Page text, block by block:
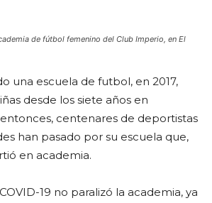
de fútbol femenino del Club Imperio, en El
una escuela de futbol, en 2017,
desde los siete años en
centenares de deportistas
han pasado por su escuela que,
en academia.
19 no paralizó la academia, ya